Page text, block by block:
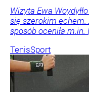
Wizyta Ewa
się szerokim
sposób oceniła
TenisSport